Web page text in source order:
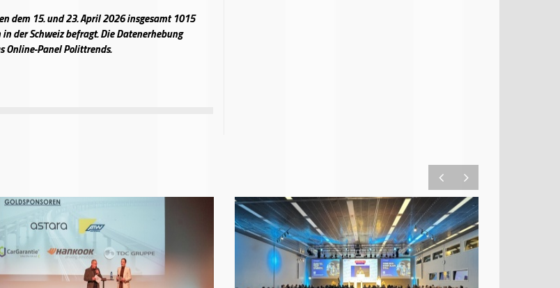
dem 15. und 23. April 2026 insgesamt 1015
der Schweiz befragt. Die Datenerhebung
Online-Panel Polittrends.